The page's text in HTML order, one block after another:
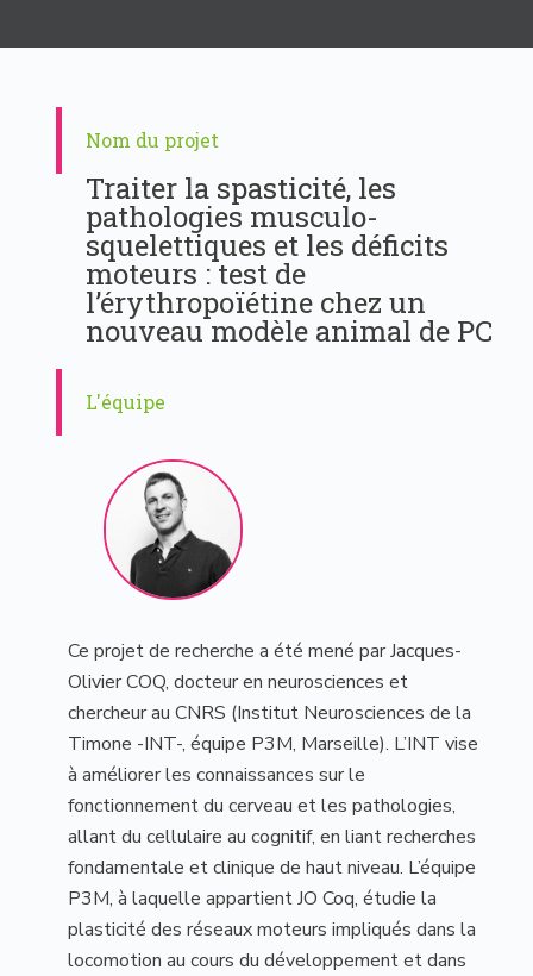
Nom du projet
Traiter la spasticité, les
pathologies musculo-
squelettiques et les déficits
moteurs : test de
l’érythropoïétine chez un
nouveau modèle animal de PC
L'équipe
Ce projet de recherche a été mené par Jacques-
Olivier COQ, docteur en neurosciences et
chercheur au CNRS (Institut Neurosciences de la
Timone -INT-, équipe P3M, Marseille). L’INT vise
à améliorer les connaissances sur le
fonctionnement du cerveau et les pathologies,
allant du cellulaire au cognitif, en liant recherches
fondamentale et clinique de haut niveau. L’équipe
P3M, à laquelle appartient JO Coq, étudie la
plasticité des réseaux moteurs impliqués dans la
locomotion au cours du développement et dans